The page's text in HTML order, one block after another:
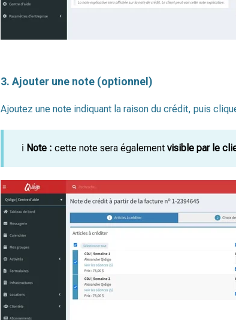
3. Ajouter une note (optionnel)
Ajoutez une note indiquant la raison du crédit, puis
ℹ️ Note : cette note sera également visible par le